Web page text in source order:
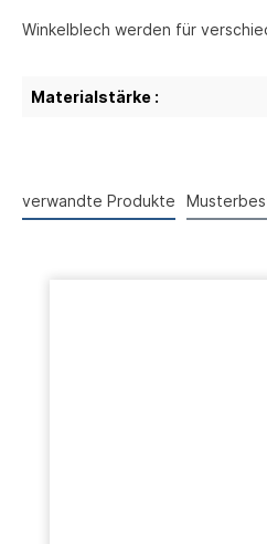
Winkelblech werden für
Materialstärke :
verwandte Produkte